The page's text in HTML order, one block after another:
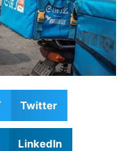
Twitter
LinkedIn